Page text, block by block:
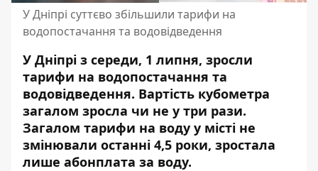
У Дніпрі суттєво збільшили тарифи на
водопостачання та водовідведення
У Дніпрі з середи, 1 липня, зросли
тарифи на водопостачання та
водовідведення. Вартість кубометра
загалом зросла чи не у три рази.
Загалом тарифи на воду у місті не
змінювали останні 4,5 роки, зростала
лише абонплата за воду.